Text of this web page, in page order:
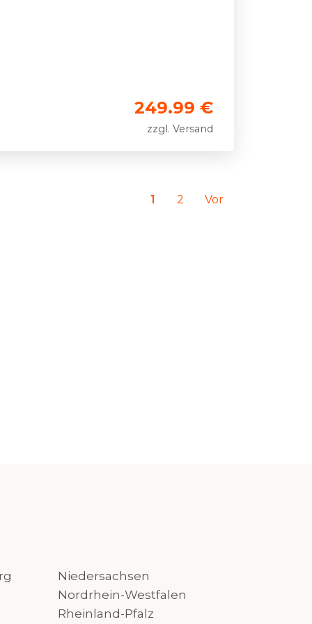
249.99 €
zzgl. Versand
1 2 Vor
Niedersachsen
Nordrhein-Westfalen
Rheinland-Pfalz